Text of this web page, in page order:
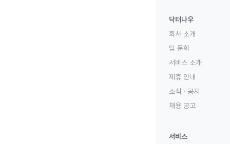
닥터나우
회사 소개
팀 문화
서비스 소개
제휴 안내
소식 · 공지
채용 공고
서비스